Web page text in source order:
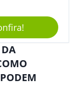
Eventos,
Ou Até
DA